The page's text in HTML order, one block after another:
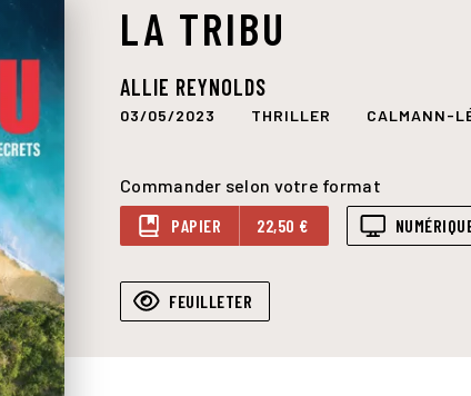
LA TRIBU
ALLIE REYNOLDS
03/05/2023 THRILLER CALMANN-
Commander selon votre format
PAPIER
22,50 €
FEUILLETER